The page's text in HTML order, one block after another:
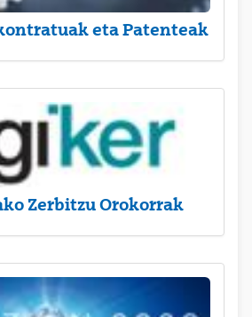
eta Patenteak
Zerbitzu Orokorrak